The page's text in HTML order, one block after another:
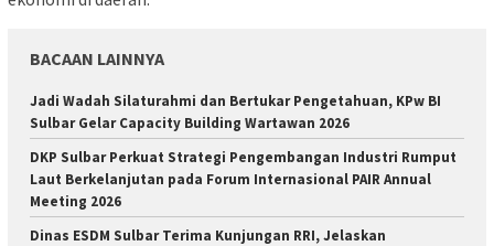
BACAAN LAINNYA
Jadi Wadah Silaturahmi dan Bertukar Pengetahuan, KPw BI
Sulbar Gelar Capacity Building Wartawan 2026
DKP Sulbar Perkuat Strategi Pengembangan Industri Rumput
Laut Berkelanjutan pada Forum Internasional PAIR Annual
Meeting 2026
Dinas ESDM Sulbar Terima Kunjungan RRI, Jelaskan